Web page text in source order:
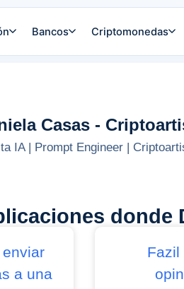
Bancos Criptomonedas
Casas -
IA | Prompt Engineer |
donde
a una
Fazil